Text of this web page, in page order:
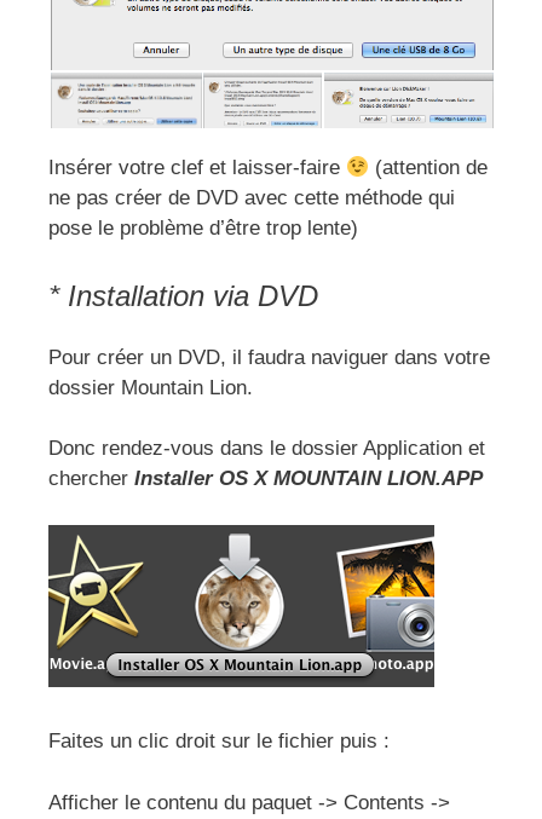
Insérer votre clef et laisser-faire
(attention de
ne pas créer de DVD avec cette méthode qui
pose le problème d’être trop lente)
* Installation via DVD
Pour créer un DVD, il faudra naviguer dans votre
dossier Mountain Lion.
Donc rendez-vous dans le dossier Application et
chercher Installer OS X MOUNTAIN LION.APP
Faites un clic droit sur le fichier puis :
Afficher le contenu du paquet -> Contents ->